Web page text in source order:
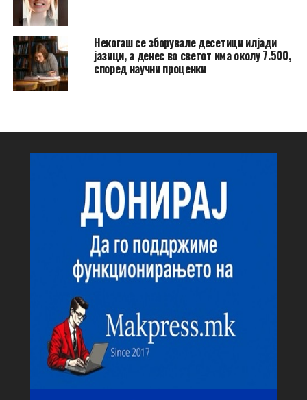
Некогаш се зборувале десетици илјади
јазици, а денес во светот има околу 7.500,
според научни проценки